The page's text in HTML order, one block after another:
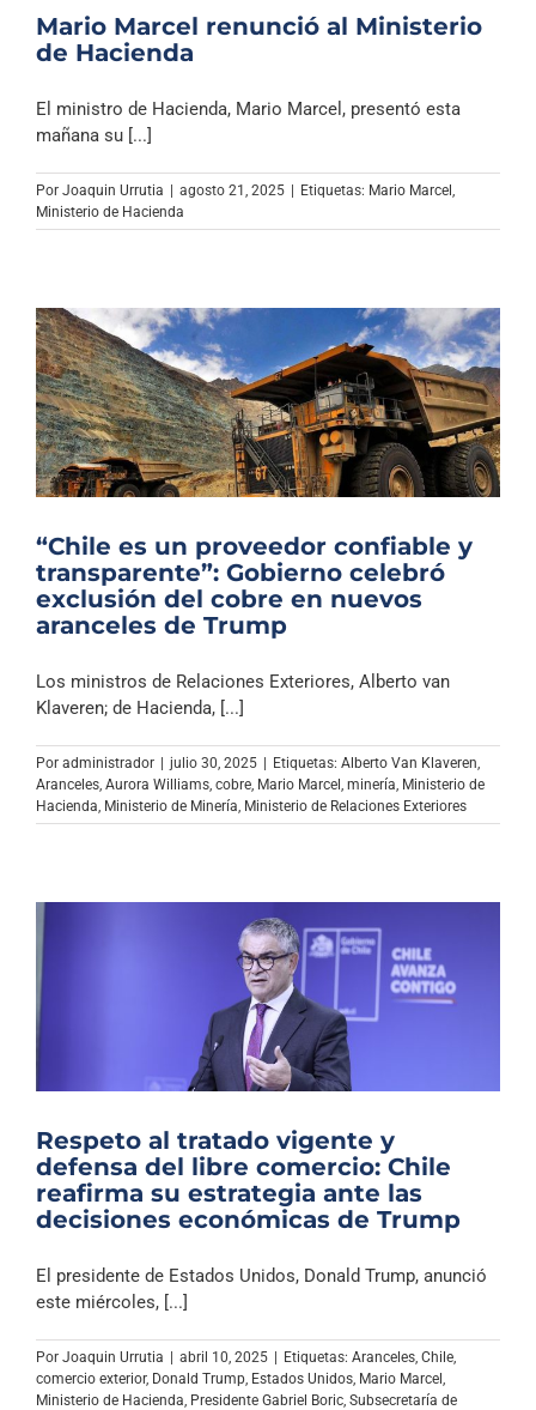
Mario Marcel renunció al Ministerio
de Hacienda
El ministro de Hacienda, Mario Marcel, presentó esta
mañana su [...]
Por Joaquin Urrutia agosto 21, 2025 Etiquetas: Mario Marcel ,
Ministerio de Hacienda
“Chile es un proveedor confiable y
transparente”: Gobierno celebró
exclusión del cobre en nuevos
aranceles de Trump
Los ministros de Relaciones Exteriores, Alberto van
Klaveren; de Hacienda, [...]
Por administrador | julio 30, 2025 | Etiquetas: Alberto Van Klaveren
Aranceles Aurora Williams cobre Mario Marcel minería Ministerio de
Hacienda Ministerio de Minería Ministerio de Relaciones Exteriores
Respeto al tratado vigente y
defensa del libre comercio: Chile
reafirma su estrategia ante las
decisiones económicas de Trump
El presidente de Estados Unidos, Donald Trump, anunció
este miércoles, [...]
Por Joaquin Urrutia | abril 10, 2025 | Etiquetas: Aranceles Chile
comercio exterior, Donald Trump Estados Unidos Mario Marcel
Ministerio de Hacienda Presidente Gabriel Boric Subsecretaría de